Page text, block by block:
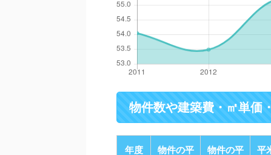
物件数や建築費・㎡単
年度
物件の平
物件の平
平